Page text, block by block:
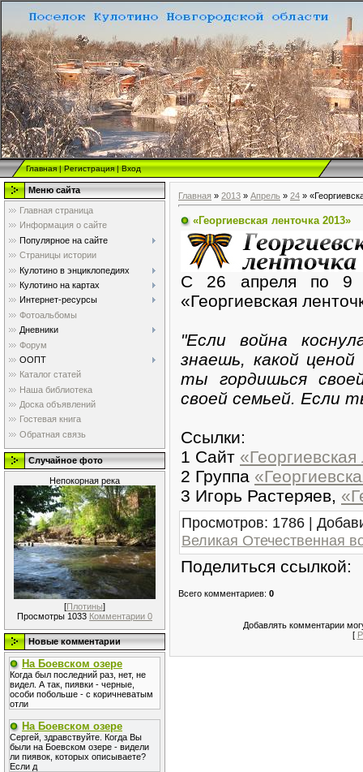
Главная|Регистрация|Вход
Меню сайта
Главная страница
Информация о сайте
Популярное на сайте
Страницы истории
Кулотино в энциклопедиях
Кулотино на картах
Интернет-ресурсы
Фотоальбомы
Дневники
Форум
ООПТ
Каталог статей
Наша библиотека
Доска объявлений
Гостевая книга
Обратная связь
Случайное фото
Непокорная река
[Плотины]
Просмотры 1033 Комментарии 0
Новые комментарии
На Боевском озере
Когда был последний раз, нет, не
видел. А так, пиявки - черные,
особи побольше - с коричневатым
отли
На Боевском озере
Сергей, здравствуйте. Когда Вы
были на Боевском озере - видели
ли пиявок, которых описываете?
Если д
Главная » 2013 » Апрель » 24 »
«Георгиевская ленточка 2013»
С 26 апреля по 9
«Георгиевская
"Если война
знаешь, какой
ты гордишься
своей семьей. Если
Ссылки:
1 Сайт
2 Группа
3 Игорь Растеряев,
Просмотров: 1786 |
Великая Отечественная
Поделиться ссылкой:
Всего комментариев: 0
Добавлять комментарии
[